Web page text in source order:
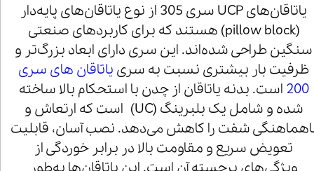
یاتاقان‌های UCP سری 305 از نوع یاتاقان‌های پایه‌دار
(pillow block) هستند که برای کاربردهای صنعتی
سنگین طراحی شده‌اند. این سری دارای ابعاد بزرگ‌تر و
ظرفیت بار بیشتری نسبت به سری یاتاقان های سری
200 است. بدنه یاتاقان از چدن با استحکام بالا ساخته
شده و شامل یک بلبرینگ (UC) است که ارتعاش و
شفت را کاهش می‌دهد. نصب آسان، قابلیت
تعویض سریع و مقاومت بالا در برابر خوردگی از